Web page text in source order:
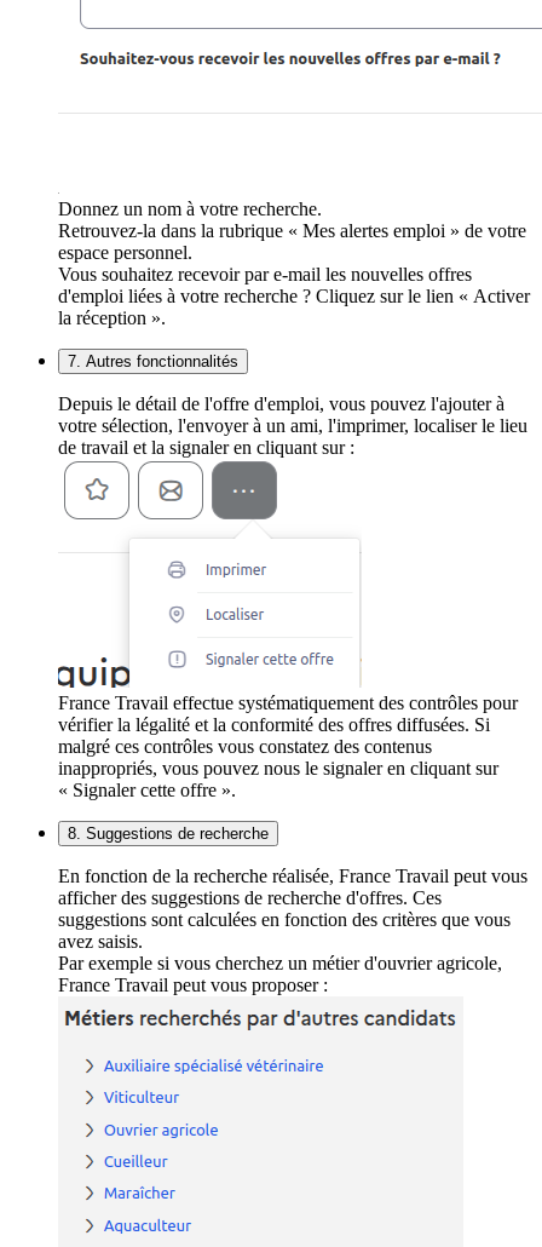
Donnez un nom à votre recherche.
Retrouvez-la dans la rubrique « Mes alertes emploi » de votre
espace personnel.
Vous souhaitez recevoir par e-mail les nouvelles offres
d'emploi liées à votre recherche ? Cliquez sur le lien « Activer
la réception ».
7. Autres fonctionnalités
Depuis le détail de l'offre d'emploi, vous pouvez l'ajouter à
votre sélection, l'envoyer à un ami, l'imprimer, localiser le lieu
de travail et la signaler en cliquant sur :
France Travail effectue systématiquement des contrôles pour
vérifier la légalité et la conformité des offres diffusées. Si
malgré ces contrôles vous constatez des contenus
inappropriés, vous pouvez nous le signaler en cliquant sur
« Signaler cette offre ».
8. Suggestions de recherche
En fonction de la recherche réalisée, France Travail peut vous
afficher des suggestions de recherche d'offres. Ces
suggestions sont calculées en fonction des critères que vous
avez saisis.
Par exemple si vous cherchez un métier d'ouvrier agricole,
France Travail peut vous proposer :